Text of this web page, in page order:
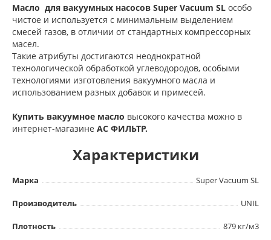
Масло для вакуумных насосов Super Vacuum SL особо
чистое и используется с минимальным выделением
смесей газов, в отличии от стандартных компрессорных
масел.
Такие атрибуты достигаются неоднократной
технологической обработкой углеводородов, особыми
технологиями изготовления вакуумного масла и
использованием разных добавок и примесей.
Купить вакуумное масло высокого качества можно в
интернет-магазине АС ФИЛЬТР.
Характеристики
Марка Super Vacuum SL
Производитель UNIL
Плотность 879 кг/м3